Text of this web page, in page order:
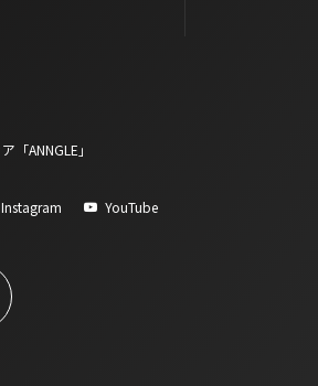
Instagram YouTube